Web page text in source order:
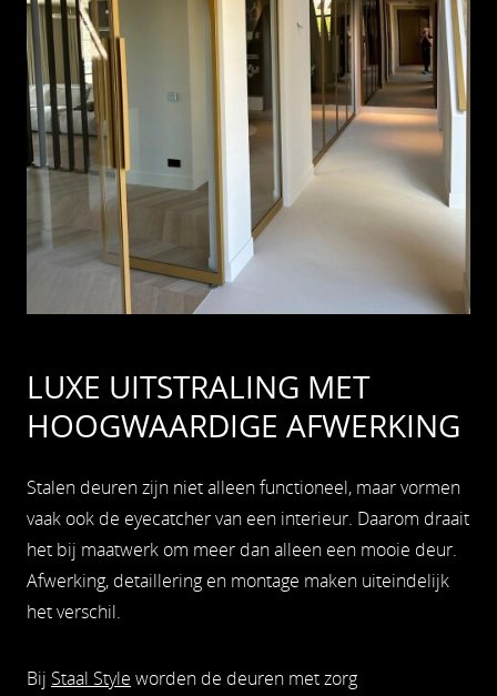
LUXE UITSTRALING MET
HOOGWAARDIGE AFWERKING
Stalen deuren zijn niet alleen functioneel, maar vormen
vaak ook de eyecatcher van een interieur. Daarom draait
het bij maatwerk om meer dan alleen een mooie deur.
Afwerking, detaillering en montage maken uiteindelijk
het verschil.
Bij Staal Style worden de deuren met zorg